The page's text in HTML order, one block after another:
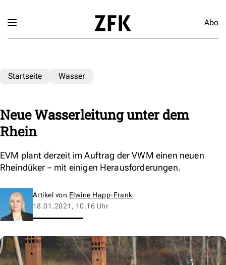
Abo
Startseite Wasser
Neue Wasserleitung unter dem
Rhein
EVM plant derzeit im Auftrag der VWM einen neuen
Rheindüker – mit einigen Herausforderungen.
Artikel von Elwine Happ-Frank
18.01.2021, 10:16 Uhr